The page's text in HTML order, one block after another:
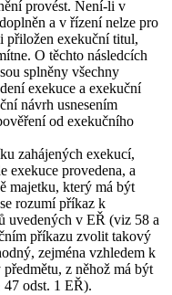
provést. Není-li v
a v řízení nelze pro
přiložen exekuční titul,
O těchto následcích
splněny všechny
exekuce a exekuční
návrh usnesením
od exekučního
zahájených exekucí,
exekuce provedena, a
majetku, který má být
rozumí příkaz k
uvedených v EŘ (viz 58 a
příkazu zvolit takový
zejména vzhledem k
z něhož má být
47 odst. 1 EŘ).